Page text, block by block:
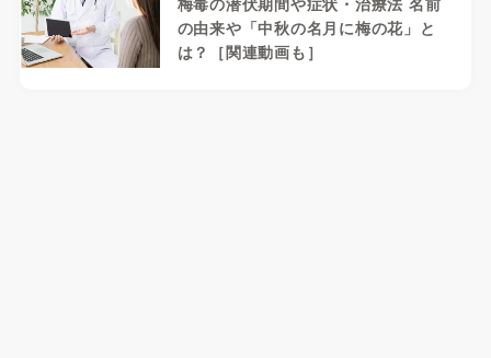
の由来や「中秋の名月に梅の花」と
は？［関連動画も］